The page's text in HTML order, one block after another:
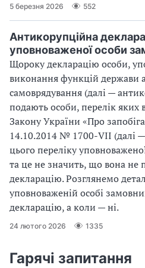
5 березня 2026 552
Антикорупційна
уповноваженої особи
Щороку декларацію особи,
виконання функцій держави
самоврядування (далі —
подають особи, перелік яких
Закону України «Про
14.10.2014 № 1700-VII (далі
цього переліку
та це не значить, що вона не
декларацію. Розглянемо
уповноваженій особі
декларацію, а коли — ні.
24 лютого 2026 1335
Гарячі запитання